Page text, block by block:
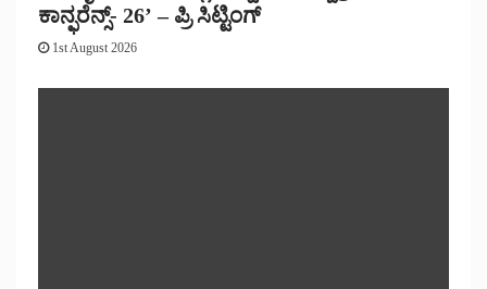
ಕಾನ್ಫರೆನ್ಸ್- 26’ – ಪ್ರಿ ಸಿಟ್ಟಿಂಗ್
1st August 2026